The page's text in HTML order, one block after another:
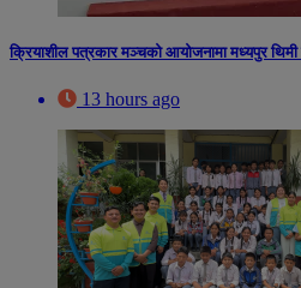
क्रियाशील पत्रकार मञ्चको आयोजनामा मध्यपुर
13 hours ago